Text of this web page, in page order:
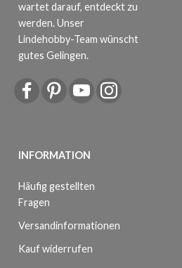
wartet darauf, entdeckt zu
werden. Unser
Lindehobby-Team wünscht
gutes Gelingen.
INFORMATION
Häufig gestellten
Fragen
Versandinformationen
Kauf widerrufen